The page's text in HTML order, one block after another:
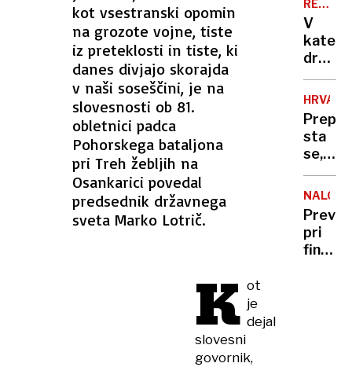
kot vsestranski opomin
na grozote vojne, tiste
iz preteklosti in tiste, ki
danes divjajo skorajda
v naši soseščini, je na
slovesnosti ob 81.
obletnici padca
Pohorskega bataljona
pri Treh žebljih na
Osankarici povedal
predsednik državnega
sveta Marko Lotrič.
K ot
je
dejal
slovesni
govornik,
PET
V
živijo
ljudje
z
IQ in
kje
smo
sta
se,
kdo
je bil
dlje
v
nato
pri